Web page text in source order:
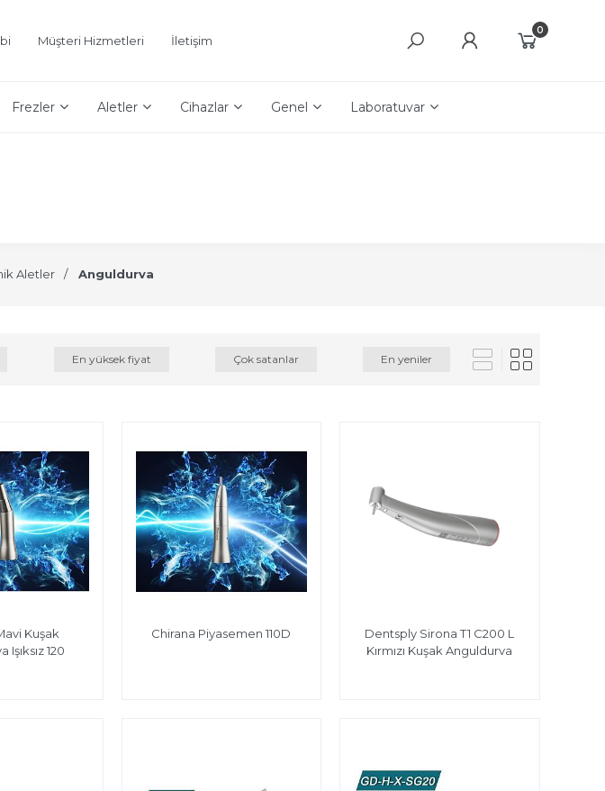
Müşteri Hizmetleri İletişim
0
Frezler Aletler Cihazlar Genel Laboratuvar
Aletler Anguldurva
En yüksek fiyat Çok satanlar En yeniler
Kuşak
120
Chirana Piyasemen 110D
Dentsply Sirona T1 C200 L
Kırmızı Kuşak Anguldurva